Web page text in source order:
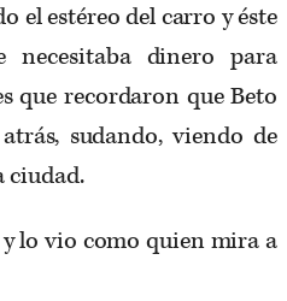
el estéreo del carro y éste
dinero para
que recordaron que Beto
sudando, viendo de
ciudad.
lo vio como quien mira a